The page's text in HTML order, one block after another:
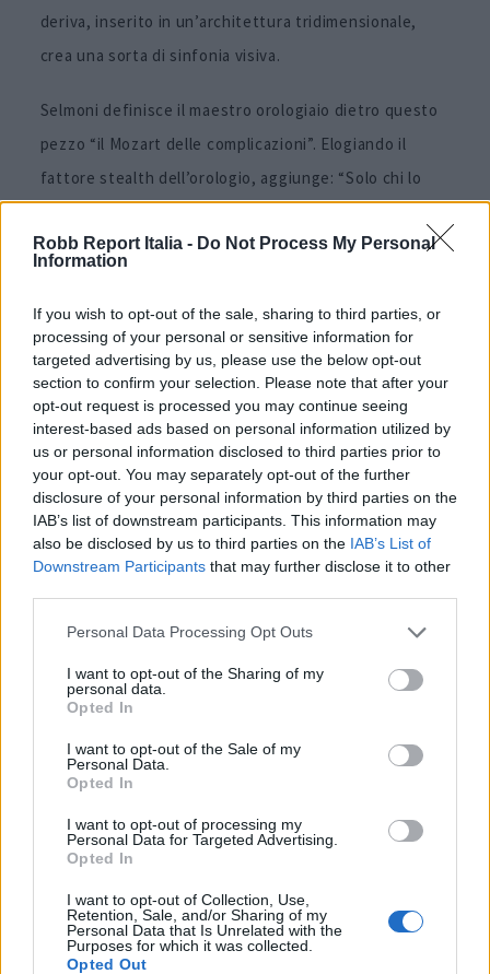
Robb Report Italia - Do Not Process My Personal
Information
If you wish to opt-out of the sale, sharing to third parties, or
processing of your personal or sensitive information for
targeted advertising by us, please use the below opt-out
section to confirm your selection. Please note that after your
opt-out request is processed you may continue seeing
interest-based ads based on personal information utilized by
us or personal information disclosed to third parties prior to
your opt-out. You may separately opt-out of the further
disclosure of your personal information by third parties on the
IAB’s list of downstream participants. This information may
also be disclosed by us to third parties on the IAB’s List of
Downstream Participants that may further disclose it to other
Personal Data Processing Opt Outs
I want to opt-out of the Sharing of my
personal data.
Opted In
I want to opt-out of the Sale of my
Personal Data.
Opted In
I want to opt-out of processing my
Personal Data for Targeted Advertising.
Opted In
I want to opt-out of Collection, Use,
Retention, Sale, and/or Sharing of my
Personal Data that Is Unrelated with the
Purposes for which it was collected.
Opted Out
deriva, inserito in un’architettura tridimensionale,
crea una sorta di sinfonia visiva.
Selmoni definisce il maestro orologiaio dietro questo
pezzo “il Mozart delle complicazioni”. Elogiando il
fattore stealth dell’orologio, aggiunge: “Solo chi lo
Articolo dirobbreport.com
Per altri contenuti iscriviti alla newsletter di Robb
Report ISCRIVITI
Share
RELATED POSTS